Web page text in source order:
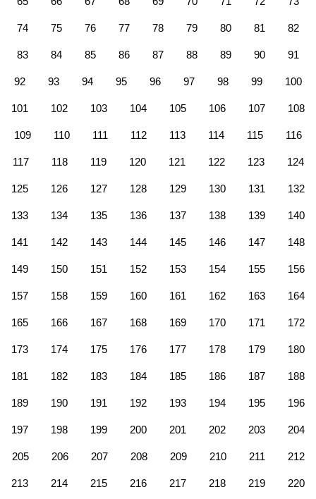
74 75 76 77 78 79 80 81 82
83 84 85 86 87 88 89 90 91
92 93 94 95 96 97 98 99 100
101 102 103 104 105 106 107 108
109 110 111 112 113 114 115 116
117 118 119 120 121 122 123 124
125 126 127 128 129 130 131 132
133 134 135 136 137 138 139 140
141 142 143 144 145 146 147 148
149 150 151 152 153 154 155 156
157 158 159 160 161 162 163 164
165 166 167 168 169 170 171 172
173 174 175 176 177 178 179 180
181 182 183 184 185 186 187 188
189 190 191 192 193 194 195 196
197 198 199 200 201 202 203 204
205 206 207 208 209 210 211 212
213 214 215 216 217 218 219 220